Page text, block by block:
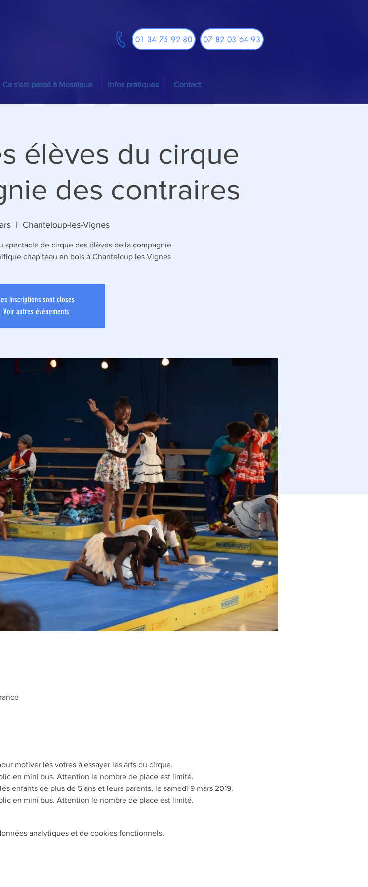
01 34 75 92 80 07 82 03 64 93
Ca s'est passé à Mosaïque Infos pratiques Contact
élèves du cirque
des contraires
  |
Chanteloup-les-Vignes
spectacle de cirque des élèves de la compagnie
chapiteau en bois à Chanteloup les Vignes
inscriptions sont closes
Voir autres événements
motiver les votres à essayer les arts du cirque.
en mini bus. Attention le nombre de place est limité.
enfants de plus de 5 ans et leurs parents, le samedi 9 mars 2019.
en mini bus. Attention le nombre de place est limité.
analytiques et de cookies fonctionnels.